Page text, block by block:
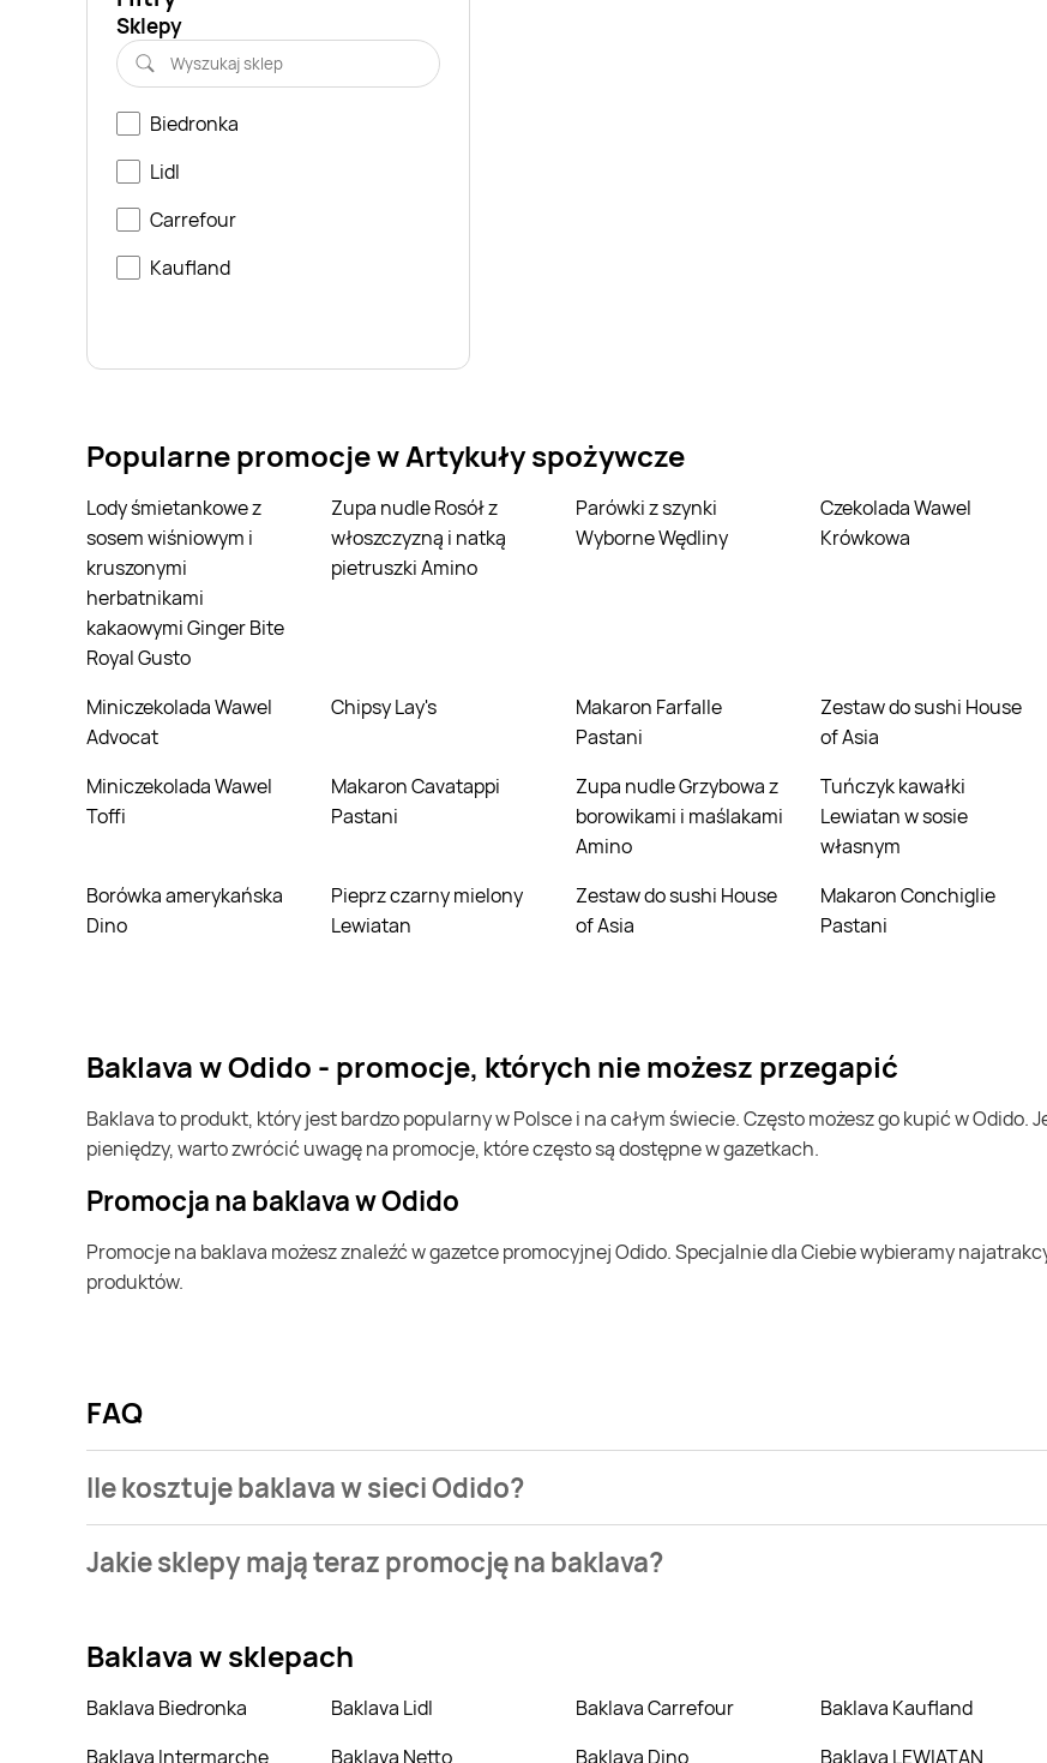
Sklepy
Biedronka
Lidl
Carrefour
Kaufland
Popularne promocje w Artykuły spożywcze
Lody śmietankowe z
sosem wiśniowym i
kruszonymi
herbatnikami
kakaowymi Ginger Bite
Royal Gusto
Zupa nudle Rosół z
włoszczyzną i natką
pietruszki Amino
Parówki z szynki
Wyborne Wędliny
Czekolada Wawel
Krówkowa
Miniczekolada Wawel
Advocat
Chipsy Lay's
Makaron Farfalle
Pastani
Zestaw do sushi House
of Asia
Miniczekolada Wawel
Toffi
Makaron Cavatappi
Pastani
Zupa nudle Grzybowa z
borowikami i maślakami
Amino
Tuńczyk kawałki
Lewiatan w sosie
własnym
Borówka amerykańska
Dino
Pieprz czarny mielony
Lewiatan
Zestaw do sushi House
of Asia
Makaron Conchiglie
Pastani
baklava w Odido - promocje, których nie możesz przegapić
baklava to produkt, który jest bardzo popularny w Polsce i na całym świecie. Często możesz go kupić w Odido. Jeśli chcesz kupić baklava i chcesz zaoszczędzić trochę
pieniędzy, warto zwrócić uwagę na promocje, które często są dostępne w gazetkach.
Promocja na baklava w Odido
Promocje na baklava możesz znaleźć w gazetce promocyjnej Odido. Specjalnie dla Ciebie wybieramy najatrakcyjniejsze oferty i prezentujemy je w formie katalogu
produktów.
FAQ
Ile kosztuje baklava w sieci Odido?
Jakie sklepy mają teraz promocję na baklava?
Baklavaw sklepach
Baklava Biedronka Baklava Lidl Baklava Carrefour Baklava Kaufland
Baklava Intermarche
Baklava Netto Baklava Dino Baklava LEWIATAN